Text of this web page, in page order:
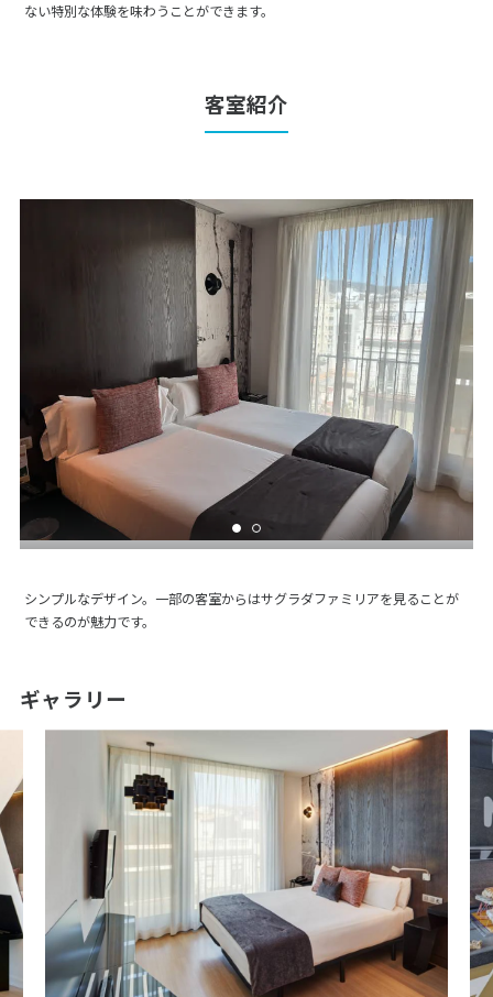
ない特別な体験を味わうことができます。
客室紹介
シンプルなデザイン。一部の客室からはサグラダファミリアを見ることが
できるのが魅力です。
ギャラリー